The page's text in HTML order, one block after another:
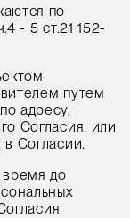
по
- 5 ст.21 152-
путем
адресу,
Согласия, или
в Согласии.
время до